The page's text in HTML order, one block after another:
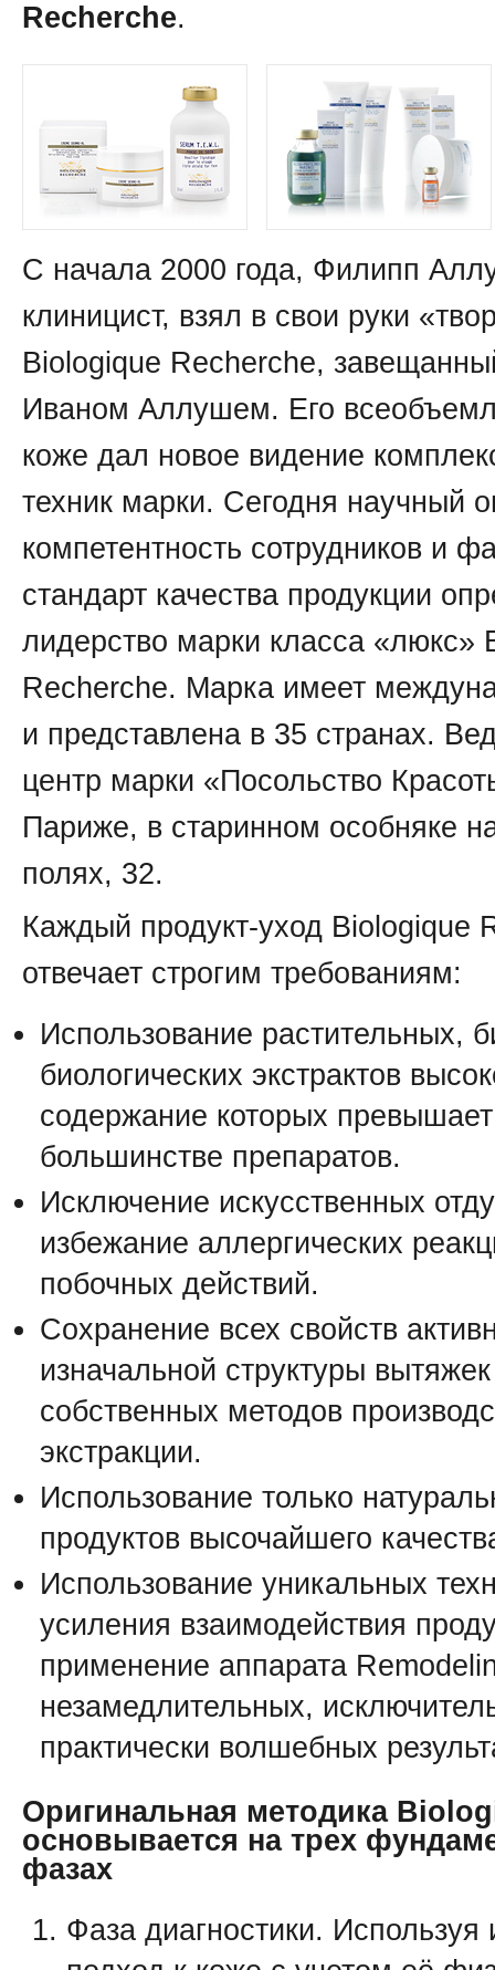
Recherche.
C начала 2000 года, Филипп
клиницист, взял в свои руки
Biologique Recherche,
Иваном Аллушем. Его
коже дал новое видение
техник марки. Сегодня научный
компетентность сотрудников и
стандарт качества продукции
лидерство марки класса «люкс»
Recherche. Марка имеет
и представлена в 35 странах.
центр марки «Посольство
Париже, в старинном особняке
полях, 32.
Каждый продукт-уход Biologique
отвечает строгим требованиям:
Использование растительных,
биологических экстрактов
содержание которых
большинстве препаратов.
Исключение искусственных
избежание аллергических
побочных действий.
Сохранение всех свойств
изначальной структуры вытяжек
собственных методов
экстракции.
Использование только
продуктов высочайшего
Использование уникальных
усиления взаимодействия
применение аппарата
незамедлительных,
практически волшебных
Оригинальная методика
основывается на трех
фазах
Фаза диагностики.